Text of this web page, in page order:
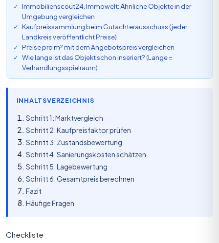
Immobilienscout24, Immowelt: Ähnliche Objekte in der
Umgebung vergleichen
Kaufpreissammlung beim Gutachterausschuss (jeder
Landkreis veröffentlicht Preise)
Preise pro m² mit dem Angebotspreis vergleichen
Wie lange ist das Objekt schon inseriert? (Lange =
Verhandlungsspielraum)
INHALTSVERZEICHNIS
Schritt 1: Marktvergleich
Schritt 2: Kaufpreisfaktor prüfen
Schritt 3: Zustandsbewertung
Schritt 4: Sanierungskosten schätzen
Schritt 5: Lagebewertung
Schritt 6: Gesamtpreis berechnen
Fazit
Häufige Fragen
Checkliste